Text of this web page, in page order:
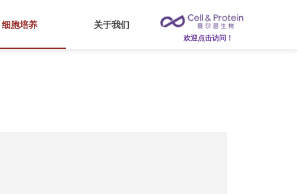
细胞培养 关于我们
欢迎点击访问！